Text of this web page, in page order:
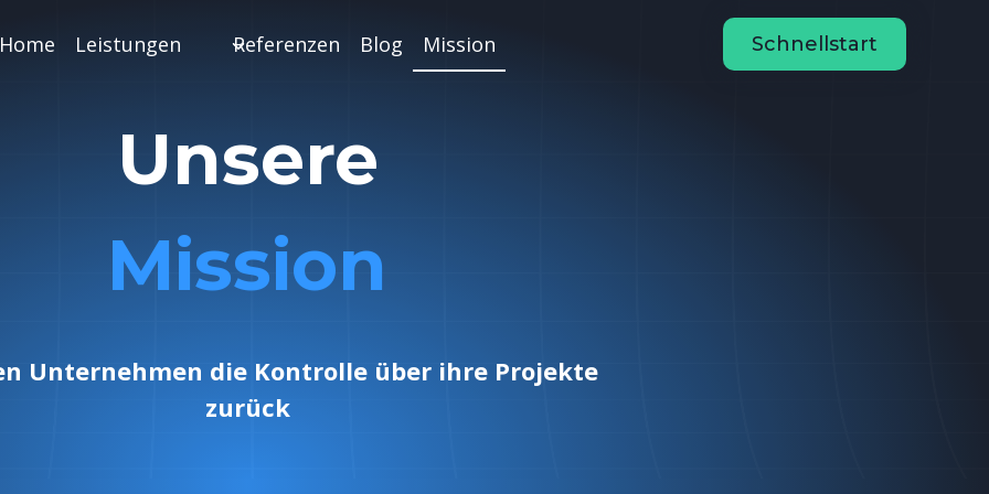
Home Leistungen Referenzen Blog Mission Schnellstart
Unsere
Mission
Unternehmen die Kontrolle über ihre Projekte
zurück